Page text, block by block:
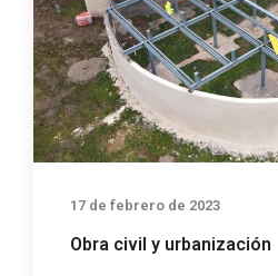
17 de febrero de 2023
Obra civil y urbanización